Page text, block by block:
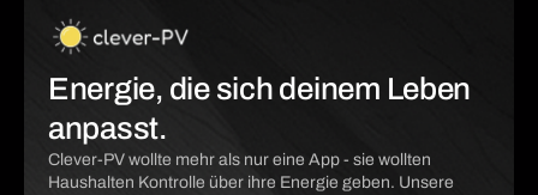
Energie, die sich deinem Leben
anpasst.
Clever-PV wollte mehr als nur eine App - sie wollten
Haushalten Kontrolle über ihre Energie geben. Unsere